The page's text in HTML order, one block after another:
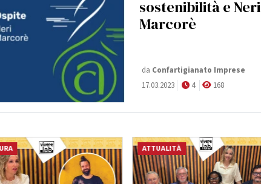
sostenibilità e Neri
Marcorè
da Confartigianato Imprese
17.03.2023
4 168
ATTUALITÀ